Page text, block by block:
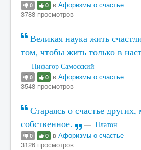
0 0 в Афоризмы о счастье
3788 просмотров
Великая наука жить
том, чтобы жить только в
Пифагор Самосский
0 0 в Афоризмы о счастье
3548 просмотров
Стараясь о счастье
собственное.
Платон
0 0 в Афоризмы о счастье
3126 просмотров